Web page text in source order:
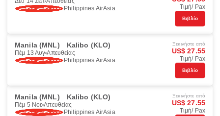
Philippines AirAsia
Τιμή/ Pax
Βιβλίο
Manila (MNL) Kalibo (KLO)
Πέμ 13 Αυγ Απευθείας
Philippines AirAsia
Ξεκινήστε από
US$ 27.55
Τιμή/ Pax
Βιβλίο
Manila (MNL) Kalibo (KLO)
Πέμ 5 Νοε Απευθείας
Philippines AirAsia
Ξεκινήστε από
US$ 27.55
Τιμή/ Pax